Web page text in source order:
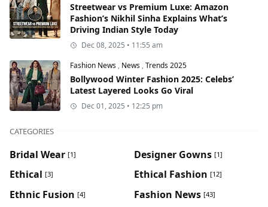
Streetwear vs Premium Luxe: Amazon
Fashion’s Nikhil Sinha Explains What’s
Driving Indian Style Today
Dec 08, 2025 • 11:55 am
Fashion News , News ,Trends 2025
Bollywood Winter Fashion 2025: Celebs’
Latest Layered Looks Go Viral
Dec 01, 2025 • 12:25 pm
CATEGORIES
Bridal Wear [1] Designer Gowns [1]
Ethical [3] Ethical Fashion [12]
Ethnic Fusion [4] Fashion News [43]